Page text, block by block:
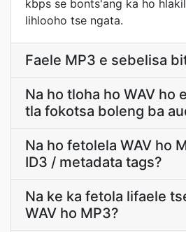
kbps se bonts'ang ka ho
lihlooho tse ngata.
Faele MP3 e sebelisa
Na ho tloha ho WAV ho
tla fokotsa boleng ba
Na ho fetolela WAV ho
ID3 / metadata tags?
Na ke ka fetola lifaele
WAV ho MP3?